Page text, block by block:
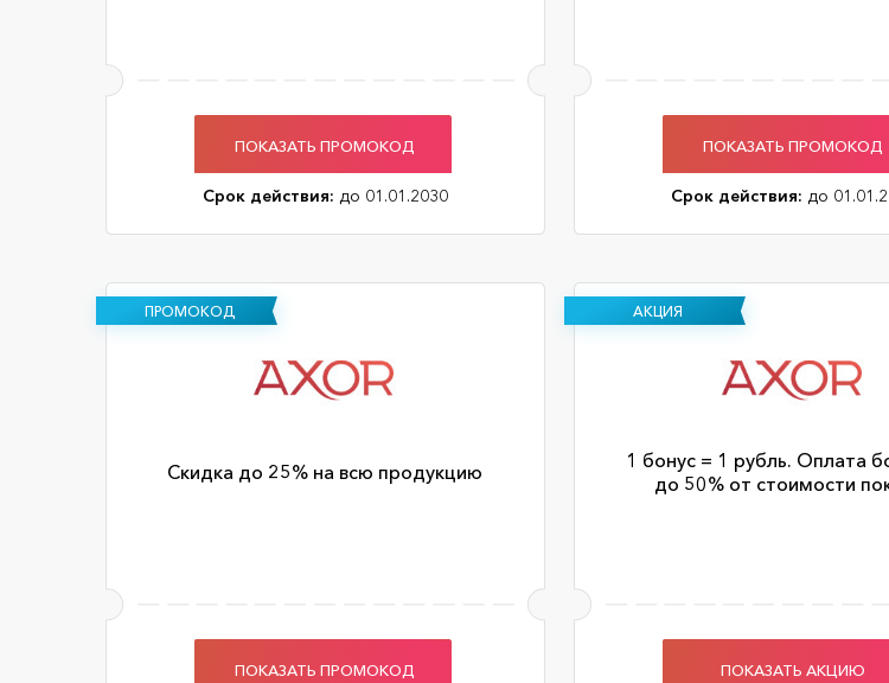
ПОКАЗАТЬ ПРОМОКОД
Срок действия: до 01.01.2030
ПОКАЗАТЬ ПРОМОКОД
Срок действия: до
ПРОМОКОД
Скидка до 25% на всю продукцию
ПОКАЗАТЬ ПРОМОКОД
АКЦИЯ
1 бонус = 1 рубль. Оплата
до 50% от стоимости
ПОКАЗАТЬ АКЦИЮ